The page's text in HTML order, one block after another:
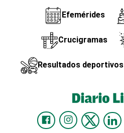
Efemérides
Crucigramas
Resultados deportivos